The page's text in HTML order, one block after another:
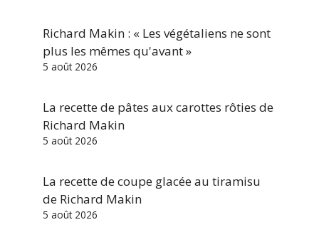
Richard Makin : « Les végétaliens ne sont
plus les mêmes qu'avant »
5 août 2026
La recette de pâtes aux carottes rôties de
Richard Makin
5 août 2026
La recette de coupe glacée au tiramisu
de Richard Makin
5 août 2026